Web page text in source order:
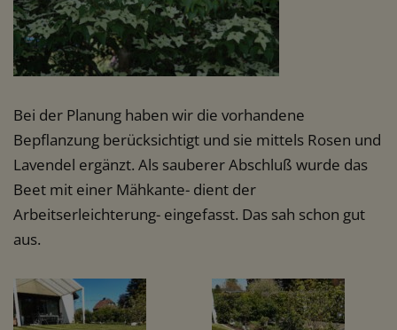
Bei der Planung haben wir die vorhandene
Bepflanzung berücksichtigt und sie mittels Rosen und
Lavendel ergänzt. Als sauberer Abschluß wurde das
Beet mit einer Mähkante- dient der
Arbeitserleichterung- eingefasst. Das sah schon gut
aus.